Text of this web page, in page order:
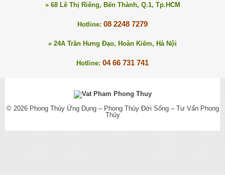
» 68 Lê Thị Riêng, Bến Thành, Q.1, Tp.HCM
Hotline: 08 2248 7279
» 24A Trần Hưng Đạo, Hoàn Kiếm, Hà Nội
Hotline: 04 66 731 741
© 2026 Phong Thủy Ứng Dụng – Phong Thủy Đời Sống – Tư Vấn Phong
Thủy